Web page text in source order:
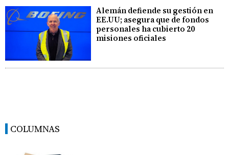
Alemán defiende su gestión en
EE.UU; asegura que de fondos
personales ha cubierto 20
misiones oficiales
COLUMNAS